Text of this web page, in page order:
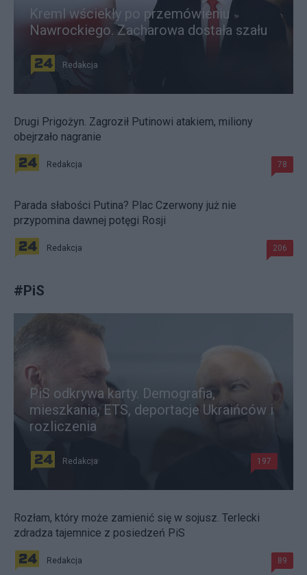
Kreml wściekły po przemówieniu
Nawrockiego. Zacharowa dostała szału
Redakcja
Drugi Prigożyn. Zagroził Putinowi atakiem, miliony
obejrzało nagranie
Redakcja 78
Parada słabości Putina? Plac Czerwony już nie
przypomina dawnej potęgi Rosji
Redakcja 206
#PiS
PiS odkrywa karty. Demografia,
mieszkania, ETS, deportacje Ukraińców i
rozliczenia
Redakcja 197
Rozłam, który może zamienić się w sojusz. Terlecki
zdradza tajemnice z posiedzeń PiS
Redakcja 89